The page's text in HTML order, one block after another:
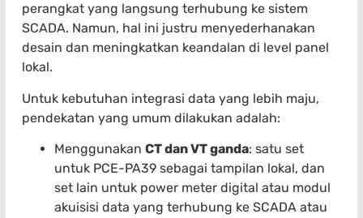
perangkat yang langsung terhubung ke sistem
SCADA. Namun, hal ini justru menyederhanakan
desain dan meningkatkan keandalan di level panel
lokal.
Untuk kebutuhan integrasi data yang lebih maju,
pendekatan yang umum dilakukan adalah:
Menggunakan CT dan VT ganda: satu set
untuk PCE-PA39 sebagai tampilan lokal, dan
set lain untuk power meter digital atau modul
akuisisi data yang terhubung ke SCADA atau